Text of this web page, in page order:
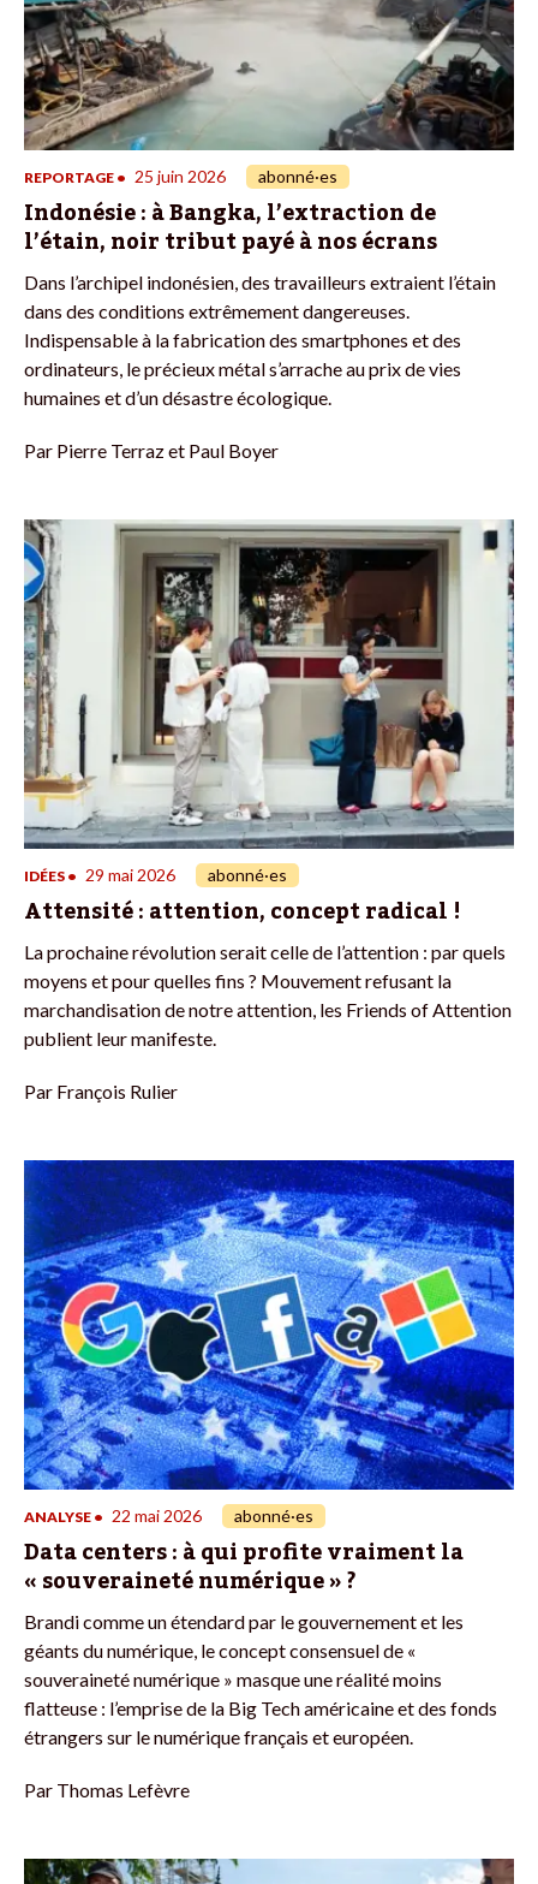
REPORTAGE • 25 juin 2026 abonné·es
Indonésie : à Bangka, l’extraction de
l’étain, noir tribut payé à nos écrans
Dans l’archipel indonésien, des travailleurs extraient l’étain
dans des conditions extrêmement dangereuses.
Indispensable à la fabrication des smartphones et des
ordinateurs, le précieux métal s’arrache au prix de vies
humaines et d’un désastre écologique.
Par Pierre Terraz et Paul Boyer
IDÉES • 29 mai 2026 abonné·es
Attensité : attention, concept radical !
La prochaine révolution serait celle de l’attention : par quels
moyens et pour quelles fins ? Mouvement refusant la
marchandisation de notre attention, les Friends of Attention
publient leur manifeste.
Par François Rulier
ANALYSE • 22 mai 2026 abonné·es
Data centers : à qui profite vraiment la
« souveraineté numérique » ?
Brandi comme un étendard par le gouvernement et les
géants du numérique, le concept consensuel de «
souveraineté numérique » masque une réalité moins
flatteuse : l’emprise de la Big Tech américaine et des fonds
étrangers sur le numérique français et européen.
Par Thomas Lefèvre